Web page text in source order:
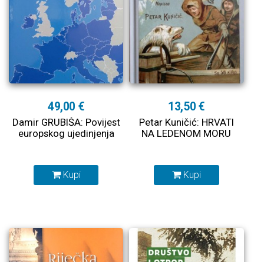
49,00 €
Damir GRUBIŠA: Povijest
europskog ujedinjenja
Kupi
13,50 €
Petar Kuničić: HRVATI
NA LEDENOM MORU
Kupi